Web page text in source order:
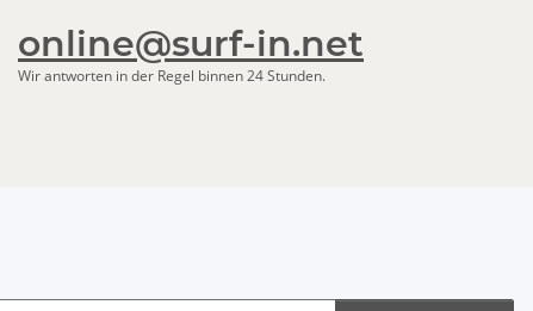
online@surf-in.net
Wir antworten in der Regel binnen 24 Stunden.